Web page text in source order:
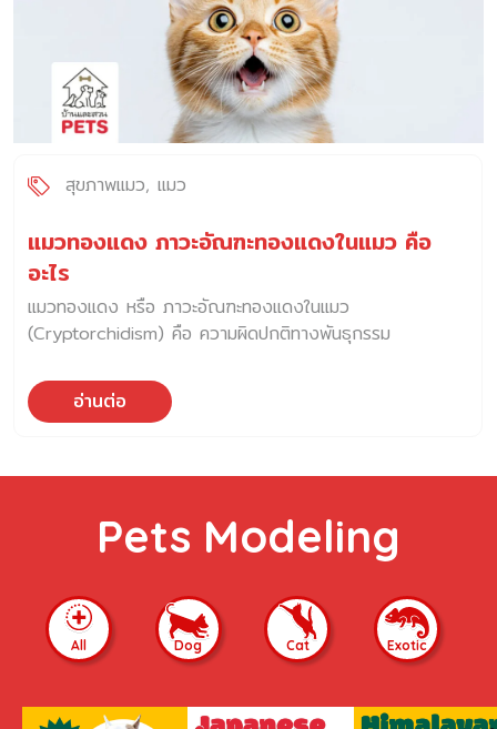
สุขภาพแมว แมว
แมวทองแดง ภาวะอัณฑะทองแดงในแมว คือ
อะไร
แมวทองแดง หรือ ภาวะอัณฑะทองแดงในแมว
(Cryptorchidism) คือ ความผิดปกติทางพันธุกรรม
อ่านต่อ
Pets Modeling
All Dog Cat Exotic